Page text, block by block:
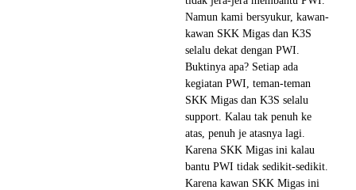
Namun kami bersyukur, kawan-
kawan SKK Migas dan K3S
selalu dekat dengan PWI.
Buktinya apa? Setiap ada
kegiatan PWI, teman-teman
SKK Migas dan K3S selalu
support. Kalau tak penuh ke
atas, penuh je atasnya lagi.
Karena SKK Migas ini kalau
bantu PWI tidak sedikit-sedikit.
Karena kawan SKK Migas ini